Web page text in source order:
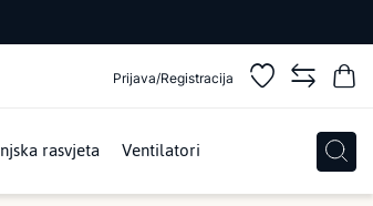
Prijava/Registracija
rasvjeta Ventilatori